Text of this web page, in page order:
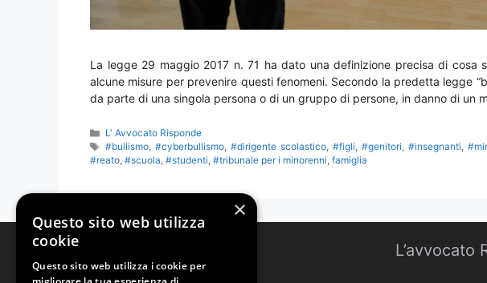
La legge 29 maggio 2017 n. 71 ha dato una definizione precisa di cosa
alcune misure per prevenire questi fenomeni. Secondo la predetta legge
da parte di una singola persona o di un gruppo di persone, in danno di un
Categorie
L' Avvocato Risponde
Tag
#bullismo,#cyberbullismo,#dirigente scolastico,#figli,#genitori,#insegnanti,
#reato, #scuola, #studenti, #tribunale per i minorenni, famiglia
Studio Legale Tonzani L’avvocato
×
Questo sito web utilizza
cookie
Questo sito web utilizza i cookie per